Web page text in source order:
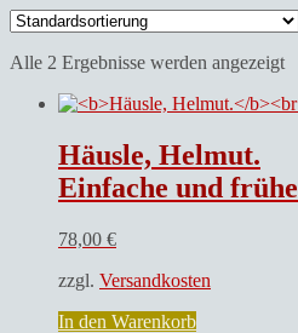
Alle 2 Ergebnisse werden angezeigt
Häusle, Helmut.
Einfache und
78,00 €
zzgl. Versandkosten
In den Warenkorb